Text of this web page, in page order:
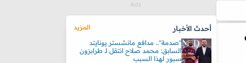
أحدث الأخبار
المزيد
"صدمة".. مدافع مانشستر يونايتد
السابق: محمد صلاح انتقل لـ طرابزون
سبور لهذا السبب